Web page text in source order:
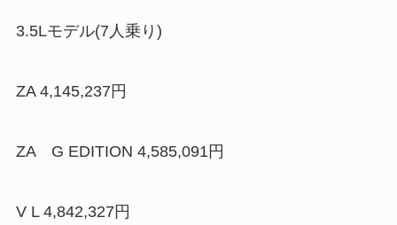
3.5Lモデル(7人乗り)
ZA 4,145,237円
ZA G EDITION 4,585,091円
V L 4,842,327円